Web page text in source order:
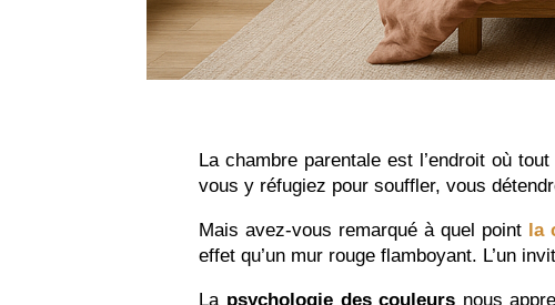
La chambre parentale est l’endroit où
vous y réfugiez pour souffler, vous
Mais avez-vous remarqué à quel point la
effet qu’un mur rouge flamboyant. L’un
La psychologie des couleurs nous